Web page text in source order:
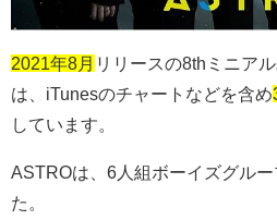
2021年8月 リリースの8th ミニア
は、iTunesのチャートなどを含め
しています。
ASTROは、 6 人組ボーイズグル
た。